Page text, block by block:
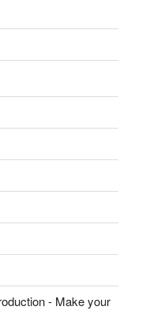
- Make your